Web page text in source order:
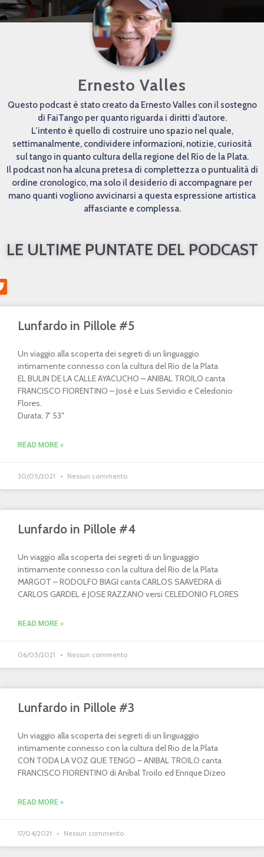
Ernesto Valles
Questo podcast è stato creato da Ernesto Valles con il sostegno
di FaiTango per quanto riguarda i diritti d’autore.
L’intento è quello di costruire uno spazio nel quale,
settimanalmente, condividere informazioni, notizie, curiosità
sul tango in quanto cultura della regione del Río de la Plata.
Il podcast non ha alcuna pretesa di complettezza o puntualità di
ordine cronologico, ma solo il desiderio di accompagnare per
mano quanti vogliono avvicinarsi a questa espressione artistica
affasciante e complessa.
LE ULTIME PUNTATE DEL PODCAST
Lunfardo in Pillole #5
Un viaggio alla scoperta dei segreti di un linguaggio
intimamente connesso con la cultura del Rio de la Plata
EL BULIN DE LA CALLE AYACUCHO – ANIBAL TROILO canta
FRANCISCO FIORENTINO – José e Luis Servidio e Celedonio
Flores.
Durata: 7′ 53″
READ MORE »
30/05/2021 Nessun commento
Lunfardo in Pillole #4
Un viaggio alla scoperta dei segreti di un linguaggio
intimamente connesso con la cultura del Rio de la Plata
MARGOT – RODOLFO BIAGI canta CARLOS SAAVEDRA di
CARLOS GARDEL é JOSE RAZZANO versi CELEDONIO FLORES
READ MORE »
06/05/2021 Nessun commento
Lunfardo in Pillole #3
Un viaggio alla scoperta dei segreti di un linguaggio
intimamente connesso con la cultura del Rio de la Plata
CON TODA LA VOZ QUE TENGO – ANIBAL TROILO canta
FRANCISCO FIORENTINO di Aníbal Troilo ed Enrique Dizeo
READ MORE »
17/04/2021 Nessun commento